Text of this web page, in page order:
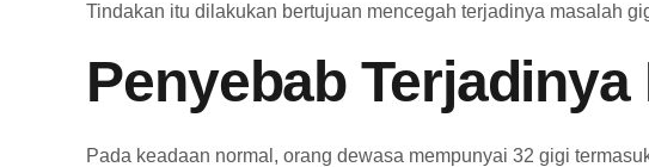
Tindakan itu dilakukan bertujuan mencegah terjadinya masalah
Penyebab
Pada keadaan normal, orang dewasa mempunyai 32 gigi